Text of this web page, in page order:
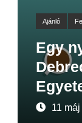
Ajánló
Egy
11